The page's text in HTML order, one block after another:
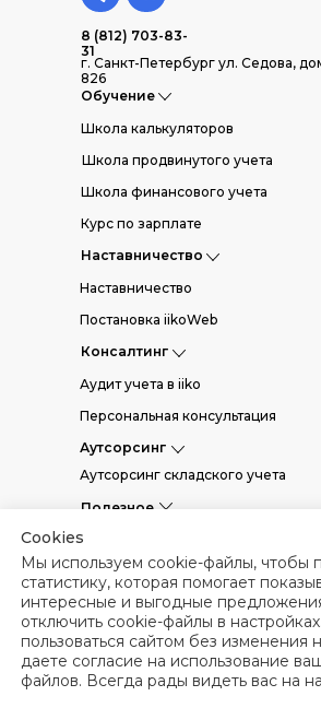
Политика конфиденциальности
8 (812) 703-83-
31
Полезное
г. Санкт-Петербург ул. Седова,
826
Гайды и чек-листы
Кейсы
Вебинары
Статьи
Обучение
Наставничество
Аутсорсинг
Курс по зарплате
Школа финансового учета
Постановка iikoWeb
Наставничество
Персональная консультация
Аутсорсинг складского учета
Консалтинг
Аудит учета в iiko
Школа продвинутого учета
Школа калькуляторов
Cookies
Мы используем cookie-файлы, чтобы
статистику, которая помогает
интересные и выгодные
отключить cookie-файлы в
пользоваться сайтом без изменения
даете согласие на использование
файлов. Всегда рады видеть вас на